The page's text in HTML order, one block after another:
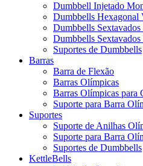
Dumbbell Injetado
Dumbbells Hexagonal
Dumbbells Sextavados
Dumbbells
Suportes de Dumbbells
Barras
Barra de Flexão
Barras Olímpicas
Barras Olímpicas para
Suporte para Barra
Suportes
Suporte de Anilhas
Suporte para Barra
Suportes de Dumbbells
KettleBells